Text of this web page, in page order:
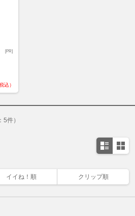
[PR]
込）
5件）
イイね！順 クリップ順